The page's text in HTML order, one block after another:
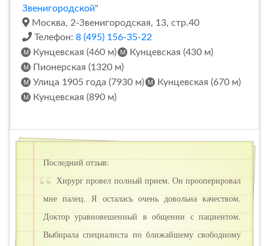
Звенигородской"
Москва, 2-Звенигородская, 13, стр.40
Телефон: 8 (495) 156-35-22
Кунцевская (460 м)
Кунцевская (430 м)
Пионерская (1320 м)
Улица 1905 года (7930 м)
Кунцевская (670 м)
Кунцевская (890 м)
Последний отзыв:
Хирург провел полный прием. Он прооперировал
мне палец. Я осталась очень довольна качеством.
Доктор уравновешенный в общении с пациентом.
Выбирала специалиста по ближайшему свободному